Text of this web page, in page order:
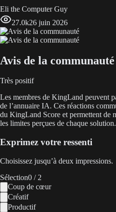
Eli the Computer Guy
27.0k26 juin 2026
Avis de la communauté
Très positif
Les membres de KingLand peuvent
de l’annuaire IA. Ces réactions
du KingLand Score et permettent de
les limites perçues de chaque solution.
Exprimez votre ressenti
Choisissez jusqu’à deux impressions.
Sélection0 / 2
Coup de cœur
Créatif
Productif